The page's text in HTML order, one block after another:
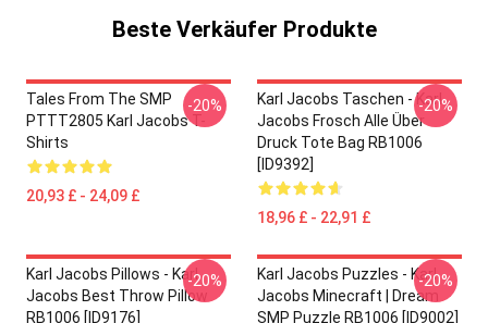
Beste Verkäufer Produkte
Tales From The SMP
PTTT2805 Karl Jacobs T-
Shirts
20,93 £ - 24,09 £
-20%
Karl Jacobs Taschen - Karl
Jacobs Frosch Alle Über
Druck Tote Bag RB1006
[ID9392]
18,96 £ - 22,91 £
-20%
Karl Jacobs Pillows - Karl
Jacobs Best Throw Pillow
RB1006 [ID9176]
-20%
Karl Jacobs Puzzles - Karl
Jacobs Minecraft | Dream
SMP Puzzle RB1006 [ID9002]
-20%